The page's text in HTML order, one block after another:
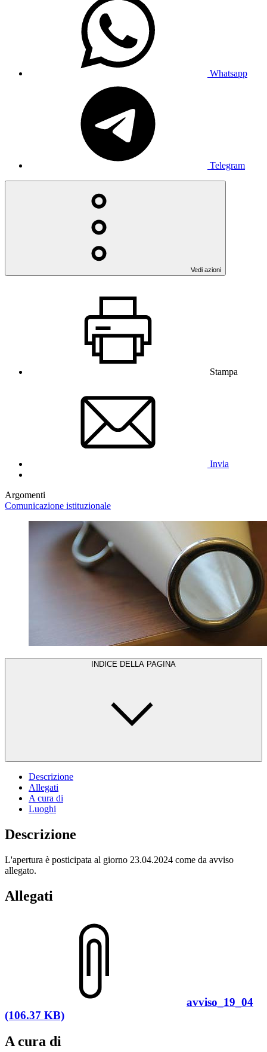
Whatsapp
Telegram
Vedi azioni
Stampa
Invia
Argomenti
Comunicazione istituzionale
INDICE DELLA PAGINA
Descrizione
Allegati
A cura di
Luoghi
Descrizione
L'apertura è posticipata al giorno 23.04.2024 come da avviso
allegato.
Allegati
avviso_19_04
(106.37 KB)
A cura di